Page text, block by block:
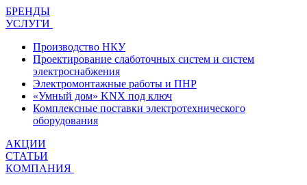
БРЕНДЫ
УСЛУГИ
Производство НКУ
Проектирование слаботочных систем и систем
электроснабжения
Электромонтажные работы и ПНР
«Умный дом» KNX под ключ
Комплексные поставки электротехнического
оборудования
АКЦИИ
СТАТЬИ
КОМПАНИЯ